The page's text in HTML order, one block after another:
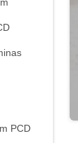
PCD